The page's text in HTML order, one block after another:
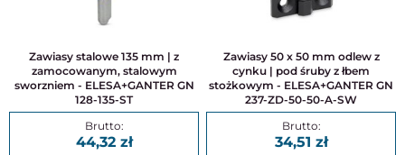
Zawiasy stalowe 135 mm | z
zamocowanym, stalowym
sworzniem - ELESA+GANTER GN
128-135-ST
44,32
Zawiasy 50 x 50 mm odlew z
cynku | pod śruby z łbem
stożkowym - ELESA+GANTER GN
237-ZD-50-50-A-SW
34,51